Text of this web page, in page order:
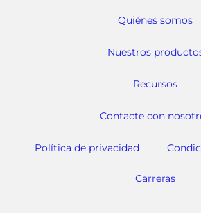
Quiénes somos
Nuestros
Recursos
Contacte con
Política de privacidad
Carreras